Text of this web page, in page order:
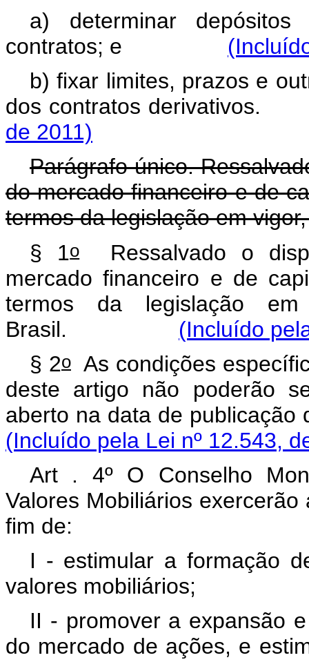
a) determinar
contratos; e
b) fixar limites, prazos e
dos contratos
de 2011)
Parágrafo único.
do mercado financeiro e de
termos da legislação em
§ 1oRessalvado o
mercado financeiro e de
termos da legislação
Brasil. (Incluído
§ 2o As condições
deste artigo não poderão
aberto na data de publicação
(Incluído pela Lei nº 12.543,
Art . 4º O Conselho
Valores Mobiliários
fim de:
I - estimular a formação
valores mobiliários;
II - promover a expansão
do mercado de ações, e